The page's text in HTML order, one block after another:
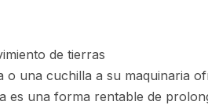
de tierras
o una cuchilla a su maquinaria
es una forma rentable de